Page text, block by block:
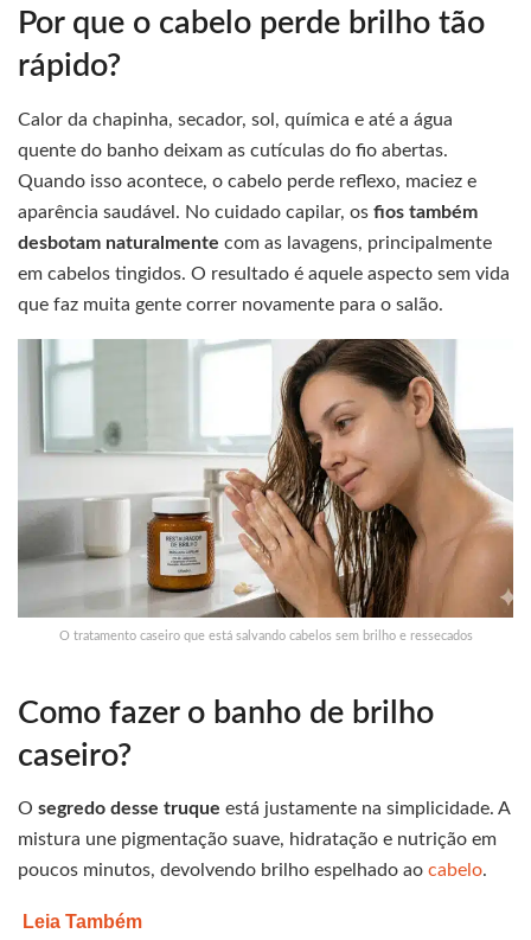
Por que o cabelo perde brilho tão
rápido?
Calor da chapinha, secador, sol, química e até a água
quente do banho deixam as cutículas do fio abertas.
Quando isso acontece, o cabelo perde reflexo, maciez e
aparência saudável. No cuidado capilar, os fios também
desbotam naturalmente com as lavagens, principalmente
em cabelos tingidos. O resultado é aquele aspecto sem vida
que faz muita gente correr novamente para o salão.
O tratamento caseiro que está salvando cabelos sem brilho e ressecados
Como fazer o banho de brilho
caseiro?
O segredo desse truque está justamente na simplicidade. A
mistura une pigmentação suave, hidratação e nutrição em
poucos minutos, devolvendo brilho espelhado ao cabelo.
Leia Também